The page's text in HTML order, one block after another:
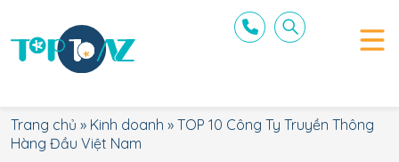
Trang chủ » Kinh doanh » TOP 10 Công Ty Truyền Thông
Hàng Đầu Việt Nam